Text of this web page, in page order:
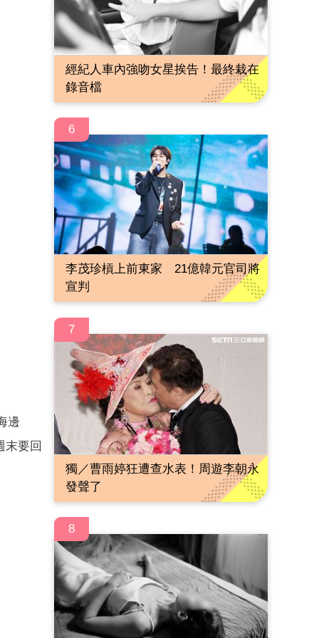
邊
末要回
經紀人車內強吻女星挨告！最終栽在
錄音檔
6
李茂珍槓上前東家 21億韓元官司將
宣判
7
獨／曹雨婷狂遭查水表！周遊李朝永
發聲了
8